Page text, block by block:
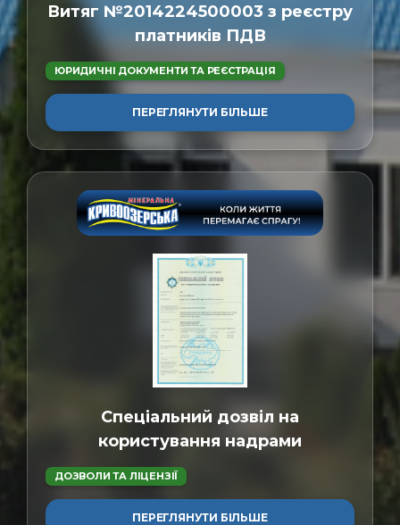
Витяг №2014224500003 з реєстру
платників ПДВ
ЮРИДИЧНІ ДОКУМЕНТИ ТА РЕЄСТРАЦІЯ
ПЕРЕГЛЯНУТИ БІЛЬШЕ
Спеціальний дозвіл на
користування надрами
ДОЗВОЛИ ТА ЛІЦЕНЗІЇ
ПЕРЕГЛЯНУТИ БІЛЬШЕ